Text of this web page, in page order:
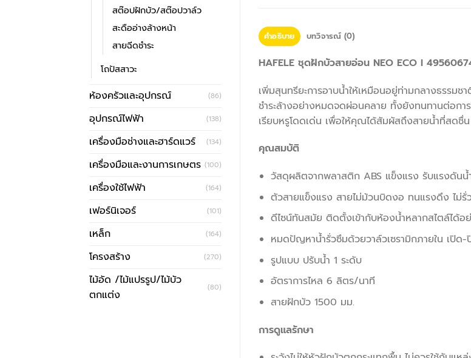
สต๊อปฝักบัว/สต๊อปวาล์ว
สะดืออ่างล้างหน้า
สายฉีดชำระ
โถปัสสาวะ
ห้องครัวและอุปกรณ์ (86)
อุปกรณ์ไฟฟ้า (138)
เครื่องมือช่างและฮาร์ดแวร์ (134)
เครื่องมือและงานการเกษตร (100)
เครื่องใช้ไฟฟ้า (164)
เฟอร์นิเจอร์ (101)
เหล็ก (164)
โครงสร้าง (270)
ไม้อัด /ไม้แปรรูป/ไม้บัว
ตกแต่ง
(80)
คำอธิบาย บทวิจารณ์ (0)
HAFELE ชุดฝักบัวสายอ่อน NEO ECO I
เพิ่มสุนทรียะการอาบน้ำให้เหมือนอยู่ท่ามกลางธรรม
ชำระล้างอย่างหมดจดผ่อนคลาย ทั้งยังทนทานต่อ
เรียบหรูโดดเด่น เพื่อให้คุณได้สัมผัสถึงสายน้ำที่สดชื่
คุณสมบัติ
วัสดุผลิตจากพลาสติก ABS แข็งแรง รับแรงดันน้
ตัวสายแข็งแรง สายไม่ม้วนบิดงอ ทนแรงดึง ไม่รั่
ดีไซน์ทันสมัย ติดตั้งเข้ากับห้องน้ำหลากสไตล์ได้อ
หมดปัญหาน้ำรั่วซึมด้วยวาล์วเซรามิกภายใน เปิด
รูปแบบ ปรับน้ำ 1 ระดับ
อัตราการไหล 6 ลิตร/นาที
สายฝักบัว 1500 มม.
การดูแลรักษา